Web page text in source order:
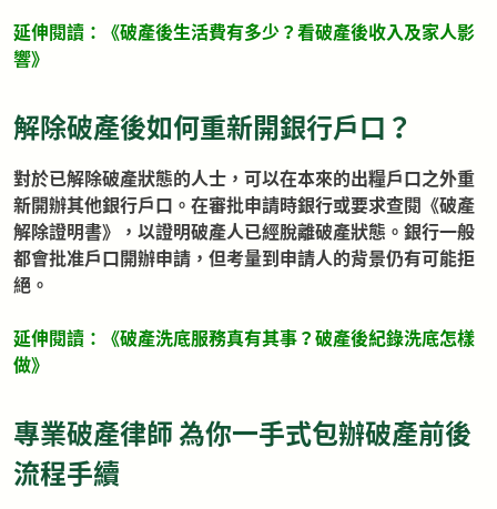
延伸閱讀：《破產後生活費有多少？看破產後收入及家人影
響》
解除破產後如何重新開銀行戶口？
對於已解除破產狀態的人士，可以在本來的出糧戶口之外重
新開辦其他銀行戶口。在審批申請時銀行或要求查閱《破產
解除證明書》，以證明破產人已經脫離破產狀態。銀行一般
都會批准戶口開辦申請，但考量到申請人的背景仍有可能拒
絕。
延伸閱讀：《破產洗底服務真有其事？破產後紀錄洗底怎樣
做》
專業破產律師 為你一手式包辦破產前後
流程手續